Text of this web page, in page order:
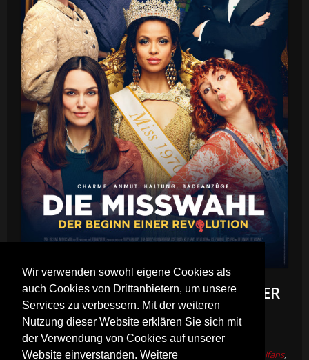
Wir verwenden sowohl eigene Cookies als
auch Cookies von Drittanbietern, um unsere
Services zu verbessern. Mit der weiteren
Nutzung dieser Website erklären Sie sich mit
der Verwendung von Cookies auf unserer
Website einverstanden. Weitere
DIE MISSWAHL - DER BEGINN EINER
REVOLUTION
DirectorPhilippa Lowthorpe
CastKeira Knightley,Gugu Mbatha-Raw Rhys Ifans,